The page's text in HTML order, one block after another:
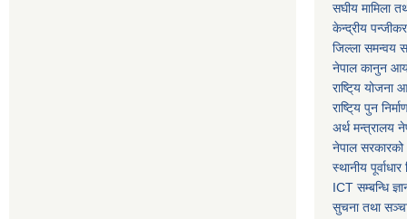
स‌घीय मामिला
केन्द्रीय
जिल्ला समन्वय
नेपाल कानुन
राष्टि्य योजना
राष्टि्य पुन
अर्थ मन्त्रालय
नेपाल सरकारको
स्थानीय
ICT सम्बन्धि
सुचना तथा